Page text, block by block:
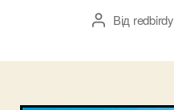
Автор
Від redbirdy